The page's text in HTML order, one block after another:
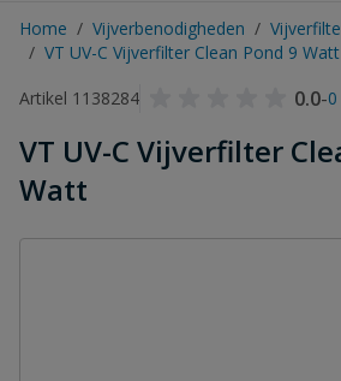
Home / Vijverbenodigheden /
/ VT UV-C Vijverfilter Clean Pond 9 Watt
Artikel 1138284
0.0-
VT UV-C Vijverfilter
Watt